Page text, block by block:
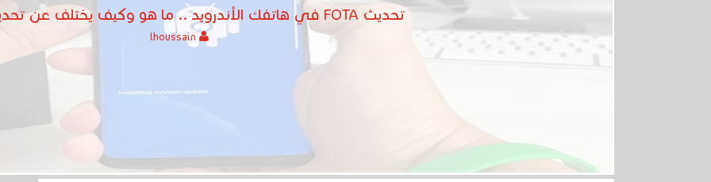
تحديث FOTA في هاتفك الأندرويد .. ما هو وكيف يختلف عن تحديث OTA